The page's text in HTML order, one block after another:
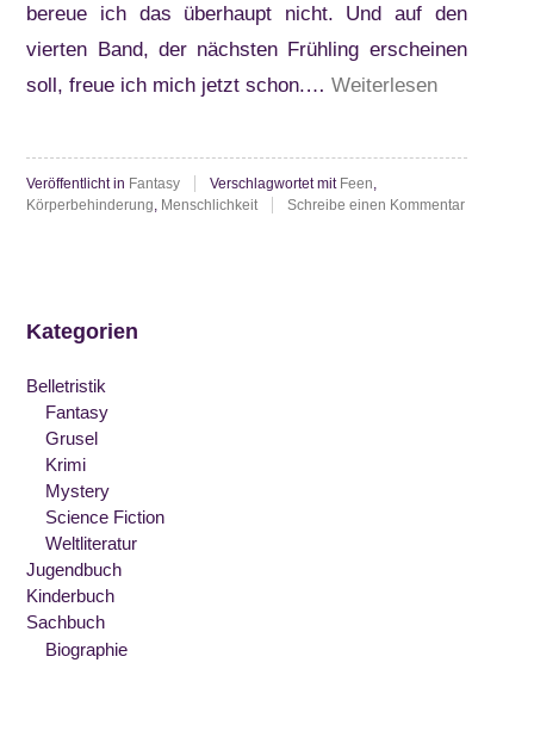
bereue ich das überhaupt nicht. Und auf den
vierten Band, der nächsten Frühling erscheinen
soll, freue ich mich jetzt schon.…Weiterlesen“R.J.
Knife”
Veröffentlicht in Fantasy Verschlagwortet mit Feen,
Körperbehinderung, Menschlichkeit Schreibe einen Kommentarzu
Kategorien
Belletristik
Fantasy
Grusel
Krimi
Mystery
Science Fiction
Weltliteratur
Jugendbuch
Kinderbuch
Sachbuch
Biographie